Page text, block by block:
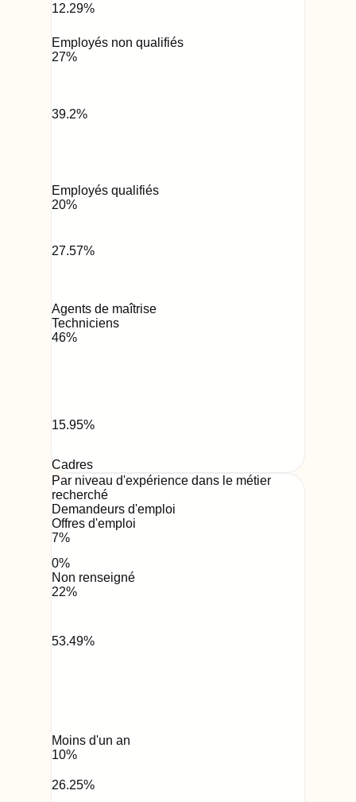
12.29%
Employés non qualifiés
27%
39.2%
Employés qualifiés
20%
27.57%
Agents de maîtrise
Techniciens
46%
15.95%
Cadres
Par niveau d'expérience dans le métier
recherché
Demandeurs d'emploi
Offres d'emploi
7%
0%
Non renseigné
22%
53.49%
Moins d'un an
10%
26.25%